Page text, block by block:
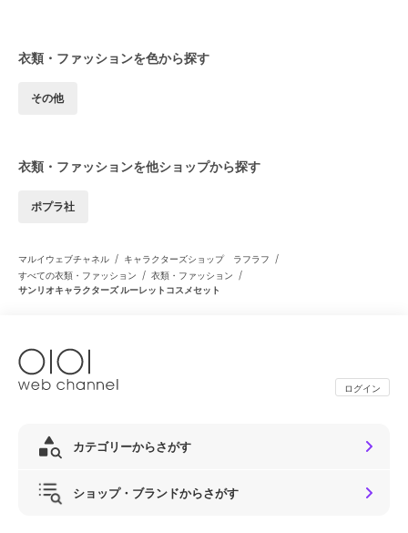
衣類・ファッションを色から探す
その他
衣類・ファッションを他ショップから探す
ポプラ社
マルイウェブチャネル / キャラクターズショップ ラフラフ /
すべての衣類・ファッション / 衣類・ファッション /
サンリオキャラクターズ ルーレットコスメセット
ログイン
カテゴリーからさがす
ショップ・ブランドからさがす